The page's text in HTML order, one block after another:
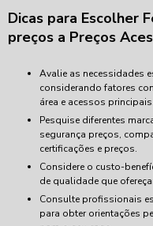
Dicas para Escolher
preços a Preços
Avalie as necessidades
considerando fatores
área e acessos principais.
Pesquise diferentes
segurança preços,
certificações e preços.
Considere o custo-
de qualidade que
Consulte profissionais
para obter orientações